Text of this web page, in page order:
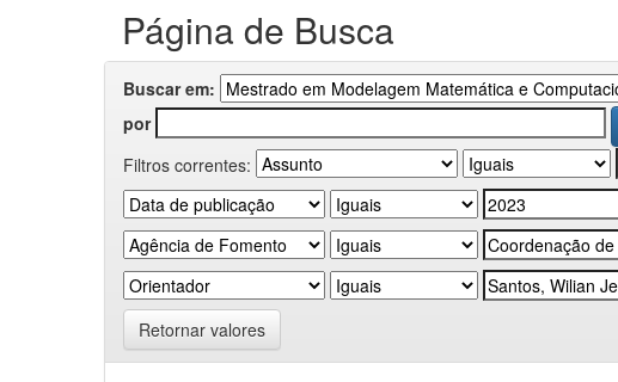
Página de Busca
Buscar em:
por
Filtros correntes:
Retornar valores